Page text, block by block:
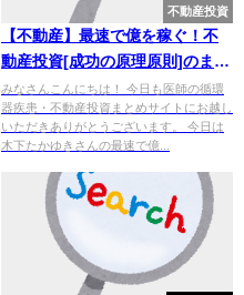
不動産投資
【不動産】最速で億を稼ぐ！不
動産投資[成功の原理原則]のまと
め
みなさんこんにちは！ 今日も医師の循環
器疾患・不動産投資まとめサイトにお越し
いただきありがとうございます。 今日は
木下たかゆきさんの最速で億...